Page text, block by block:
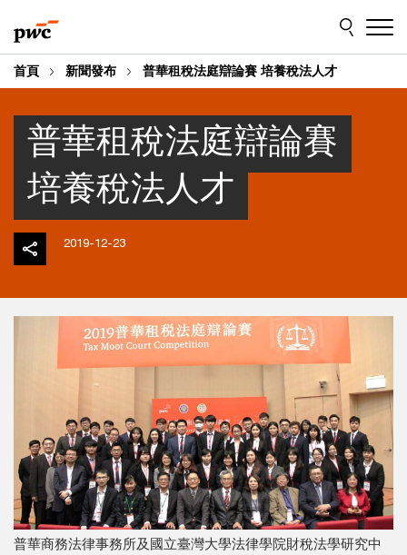
to
content
to
footer
首頁 新聞發布 普華租稅法庭辯論賽 培養稅法人才
普華租稅法庭辯論賽
培養稅法人才
2019-12-23
普華商務法律事務所及國立臺灣大學法律學院財稅法學研究中